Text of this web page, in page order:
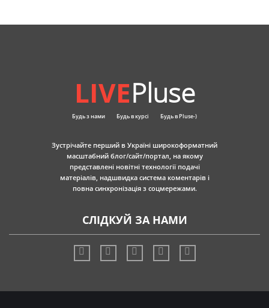
LIVEPluse
Будь з нами Будь в курсі Будь в Pluse-)
Зустрічайте перший в Україні широкоформатний
масштабний блог/сайт/портал, на якому
представлені новітні технології подачі
матеріалів, надшвидка система коментарів і
повна синхронізація з соцмережами.
СЛІДКУЙ ЗА НАМИ